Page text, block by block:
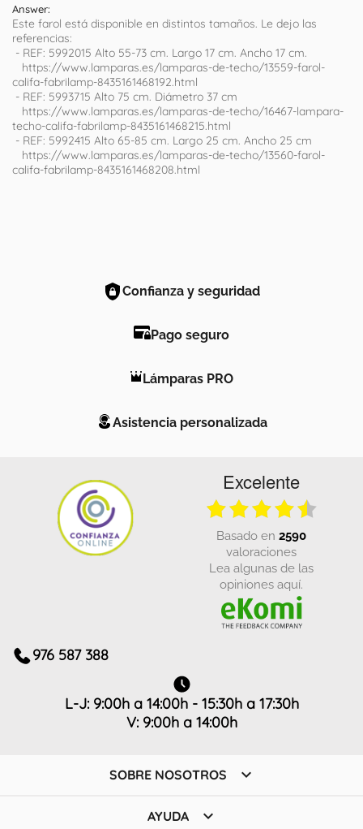
Answer:
Este farol está disponible en distintos tamaños. Le dejo las
referencias:
- REF: 5992015 Alto 55-73 cm. Largo 17 cm. Ancho 17 cm.
https://www.lamparas.es/lamparas-de-techo/13559-farol-
califa-fabrilamp-8435161468192.html
- REF: 5993715 Alto 75 cm. Diámetro 37 cm
https://www.lamparas.es/lamparas-de-techo/16467-lampara-
techo-califa-fabrilamp-8435161468215.html
- REF: 5992415 Alto 65-85 cm. Largo 25 cm. Ancho 25 cm
https://www.lamparas.es/lamparas-de-techo/13560-farol-
califa-fabrilamp-8435161468208.html
Confianza y seguridad
Pago seguro
Lámparas PRO
Asistencia personalizada
Excelente
basado en 2590
valoraciones
Lea algunas de las
opiniones aquí.
976 587 388
L-J: 9:00h a 14:00h - 15:30h a 17:30h
V: 9:00h a 14:00h
SOBRE NOSOTROS 
AYUDA 